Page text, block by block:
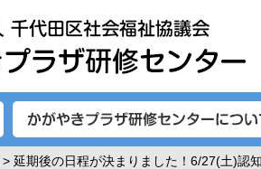
> 延期後の日程が決まりました！6/27(土)認